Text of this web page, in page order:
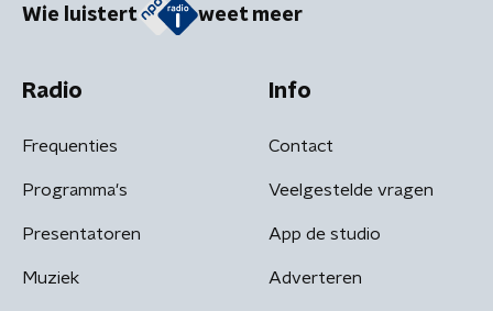
Wie luistert weet meer
Radio
Frequenties
Programma's
Presentatoren
Muziek
Info
Contact
Veelgestelde vragen
App de studio
Adverteren